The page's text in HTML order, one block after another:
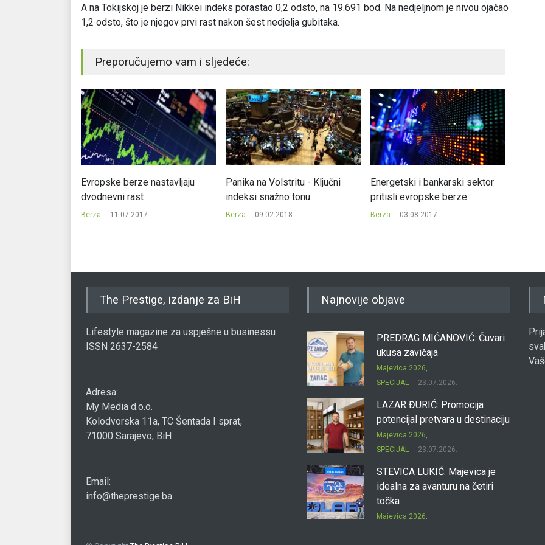
A na Tokijskoj je berzi Nikkei indeks porastao 0,2 odsto, na 19.691 bod. Na nedjeljnom je nivou ojačao
1,2 odsto, što je njegov prvi rast nakon šest nedjelja gubitaka.
Preporučujemo vam i sljedeće:
Evropske berze nastavljaju
dvodnevni rast
Berza 11.07.2017.
Panika na Volstritu - Ključni
indeksi snažno tonu
Berza 09.02.2018.
Energetski i bankarski sektor
pritisli evropske berze
Berza 03.08.2017.
The Prestige, izdanje za BiH
Lifestyle magazine za uspješne u businessu
ISSN 2637-2584
Adresa:
My Media d.o.o.
Kolodvorska 11a, TC Šentada I sprat,
71000 Sarajevo, BiH
Email:
info@theprestige.ba
Najnovije objave
PREDRAG MIĆANOVIĆ: Čuvari
ukusa zavičaja
Majevica 2026
SPECIJAL
23.07.2026.
LAZAR ĐURIĆ: Promocija
potencijal pretvara u destinaciju
Majevica 2026
SPECIJAL
23.07.2026.
STEVICA LUKIĆ: Majevica je
idealna za avanturu na četiri
točka
Majevica 2026